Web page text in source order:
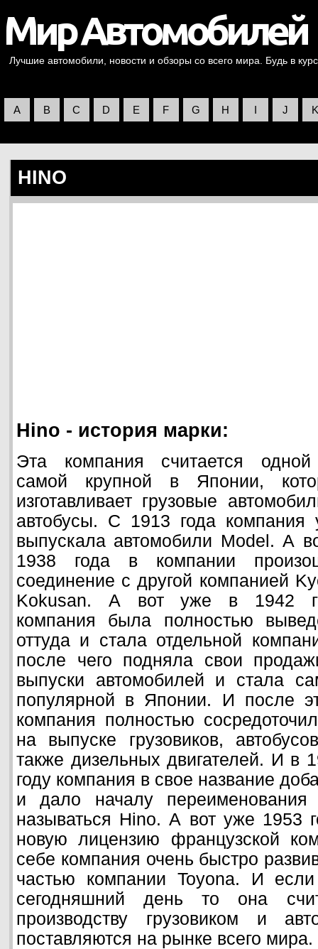
Лучшие автомобили, новости и обзоры со всего мира. Будь в
A B C D E F G H I J K
HINO
Hino - история марки:
Эта компания считается
самой крупной в Японии,
изготавливает грузовые
автобусы. С 1913 года компания
выпускала автомобили Model. А
1938 года в компании
соединение с другой компанией
Kokusan. А вот уже в 1942
компания была полностью
оттуда и стала отдельной
после чего подняла свои
выпуски автомобилей и стала
популярной в Японии. И после
компания полностью
на выпуске грузовиков,
также дизельных двигателей. И в
году компания в свое название
и дало началу
называться Hino. А вот уже 1953
новую лицензию французской
себе компания очень быстро
частью компании Toyona. И
сегодняшний день то она
производству грузовиком и
поставляются на рынке всего мира.